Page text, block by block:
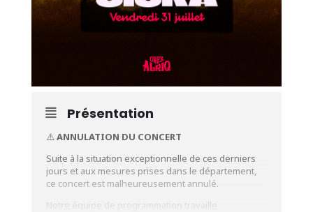
Présentation
⚠️ANNULATION DU CONCERT
Suite à la situation exceptionnelle de ces derniers
jours et aux mesures prises dans le département,
ce concert est malheureusement annulé.
Notre équipe de programmation travaille